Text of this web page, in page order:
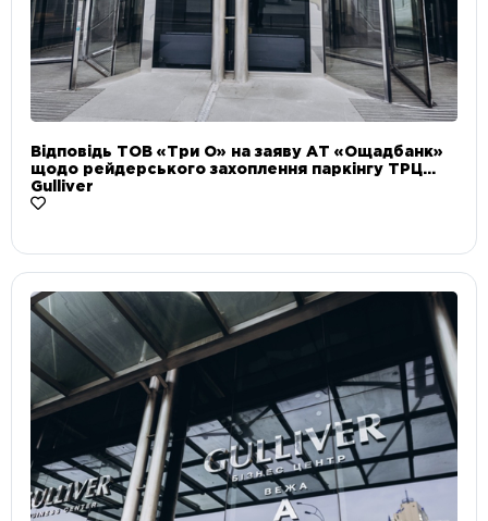
Відповідь ТОВ «Три О» на заяву АТ «Ощадбанк»
щодо рейдерського захоплення паркінгу ТРЦ
Gulliver